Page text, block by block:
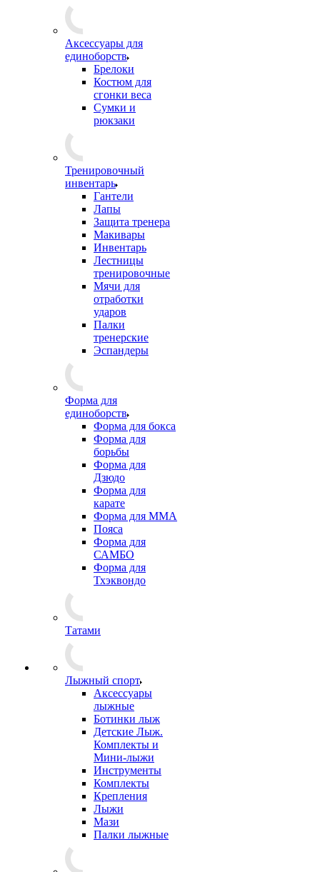
Аксессуары для
единоборств
Брелоки
Костюм для
сгонки веса
Сумки и
рюкзаки
Тренировочный
инвентарь
Гантели
Лапы
Защита тренера
Макивары
Инвентарь
Лестницы
тренировочные
Мячи для
отработки
ударов
Палки
тренерские
Эспандеры
Форма для
единоборств
Форма для бокса
Форма для
борьбы
Форма для
Дзюдо
Форма для
карате
Форма для MMA
Пояса
Форма для
САМБО
Форма для
Тхэквондо
Татами
Лыжный спорт
Аксессуары
лыжные
Ботинки лыж
Детские Лыж.
Комплекты и
Мини-лыжи
Инструменты
Комплекты
Крепления
Лыжи
Мази
Палки лыжные